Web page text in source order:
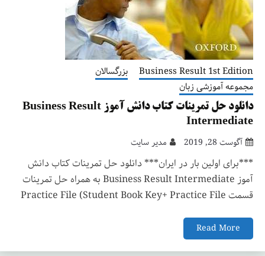
Business Result 1st Edition
بزرگسالان
مجموعه آموزشی زبان
دانلود حل تمرینات کتاب دانش آموز Business Result
Intermediate
آگوست 28, 2019 مدیر سایت
***برای اولین بار در ایران*** دانلود حل تمرینات کتاب دانش
آموز Business Result Intermediate به همراه حل تمرینات
قسمت Practice File (Student Book Key+ Practice File
Read More